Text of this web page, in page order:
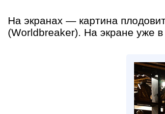
На экранах — картина
(Worldbreaker). На экране уже